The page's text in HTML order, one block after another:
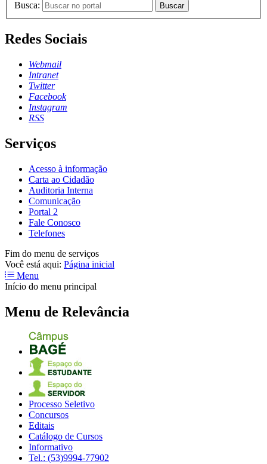
Busca: Buscar
Redes Sociais
Webmail
Intranet
Twitter
Facebook
Instagram
RSS
Serviços
Acesso à informação
Carta ao Cidadão
Auditoria Interna
Comunicação
Portal 2
Fale Conosco
Telefones
Fim do menu de serviços
Você está aqui: Página inicial
Menu
Início do menu principal
Menu de Relevância
Processo Seletivo
Concursos
Editais
Catálogo de Cursos
Informativo
Tel.: (53)9994-77902